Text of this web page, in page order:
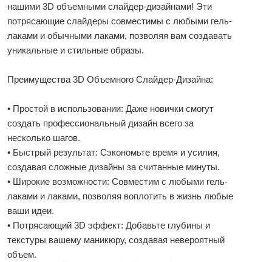
нашими 3D объемными слайдер-дизайнами! Эти
потрясающие слайдеры совместимы с любыми гель-
лаками и обычными лаками, позволяя вам создавать
уникальные и стильные образы.
Преимущества 3D Объемного Слайдер-Дизайна:
• Простой в использовании: Даже новички смогут
создать профессиональный дизайн всего за
несколько шагов.
• Быстрый результат: Сэкономьте время и усилия,
создавая сложные дизайны за считанные минуты.
• Широкие возможности: Совместим с любыми гель-
лаками и лаками, позволяя воплотить в жизнь любые
ваши идеи.
• Потрясающий 3D эффект: Добавьте глубины и
текстуры вашему маникюру, создавая невероятный
объем.